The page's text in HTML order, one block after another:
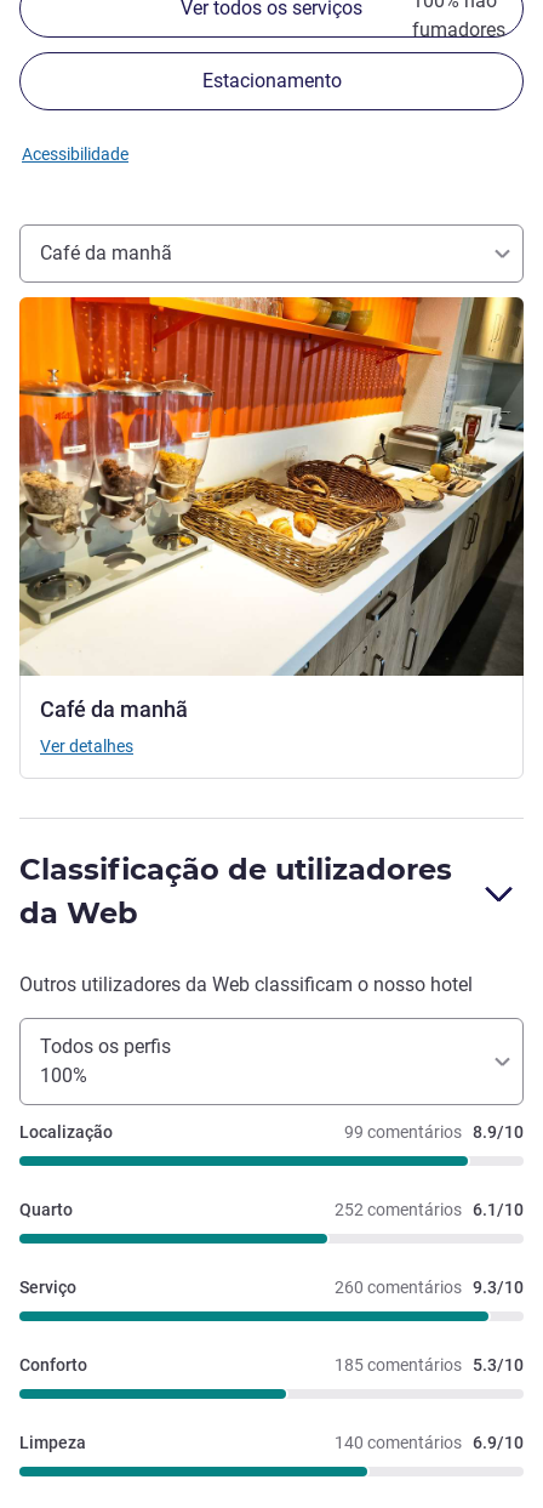
fumadores
Ver todos os serviços
Estacionamento
Acessibilidade
Café da manhã
Café da manhã
Ver detalhes
Ver detalhes
Classificação de utilizadores
da Web
Outros utilizadores da Web classificam o nosso hotel
Todos os perfis
100%
99 comentários 8.9/10
Localização
252 comentários 6.1/10
Quarto
260 comentários 9.3/10
Serviço
185 comentários 5.3/10
Conforto
140 comentários 6.9/10
Limpeza